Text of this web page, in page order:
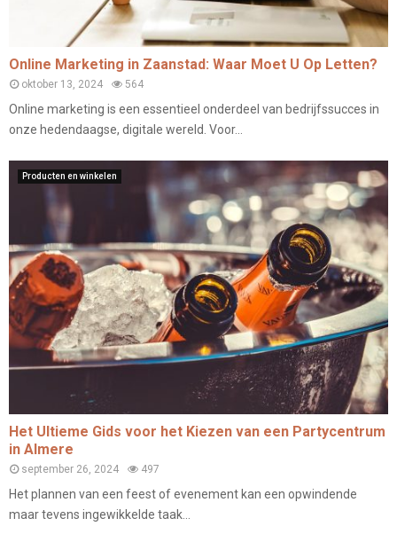
Online Marketing in Zaanstad: Waar Moet U Op Letten?
oktober 13, 2024 564
Online marketing is een essentieel onderdeel van bedrijfssucces in
onze hedendaagse, digitale wereld. Voor...
Producten en winkelen
Het Ultieme Gids voor het Kiezen van een Partycentrum
in Almere
september 26, 2024 497
Het plannen van een feest of evenement kan een opwindende
maar tevens ingewikkelde taak...